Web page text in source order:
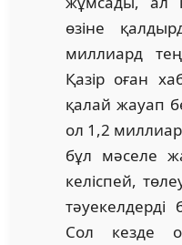
өзіне
миллиард
Қазір оған
қалай жауап
ол 1,2
бұл мәселе
келіспей,
тәуекелдерді
Сол кезде